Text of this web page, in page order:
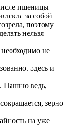
пшеницы –
за собой
поэтому
нельзя –
не
Здесь и
Пашню ведь,
зерно
на уже